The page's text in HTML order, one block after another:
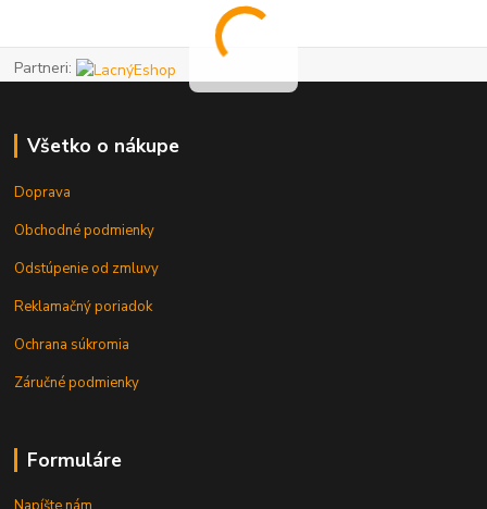
Partneri:
Všetko o nákupe
Doprava
Obchodné podmienky
Odstúpenie od zmluvy
Reklamačný poriadok
Ochrana súkromia
Záručné podmienky
Formuláre